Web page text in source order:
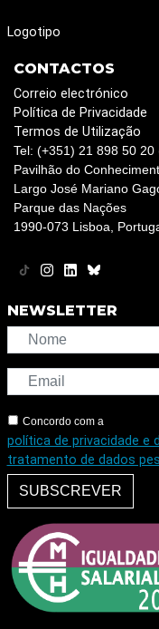
Logotipo
CONTACTOS
Correio electrónico
Política de Privacidade
Termos de Utilização
Tel: (+351) 21 898 50
Pavilhão do
Largo José Mariano
Parque das Nações
1990-073 Lisboa,
NEWSLETTER
Concordo com a
política de privacidade e
tratamento de dados
SUBSCREVER